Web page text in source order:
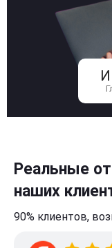
Реальные
наших
90% клиентов,